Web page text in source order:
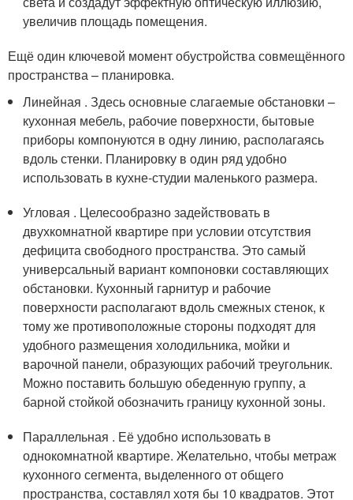
увеличив площадь помещения.
Ещё один ключевой момент обустройства совмещённого
пространства – планировка.
Линейная . Здесь основные слагаемые обстановки –
кухонная мебель, рабочие поверхности, бытовые
приборы компонуются в одну линию, располагаясь
вдоль стенки. Планировку в один ряд удобно
использовать в кухне-студии маленького размера.
Угловая . Целесообразно задействовать в
двухкомнатной квартире при условии отсутствия
дефицита свободного пространства. Это самый
универсальный вариант компоновки составляющих
обстановки. Кухонный гарнитур и рабочие
поверхности располагают вдоль смежных стенок, к
тому же противоположные стороны подходят для
удобного размещения холодильника, мойки и
варочной панели, образующих рабочий треугольник.
Можно поставить большую обеденную группу, а
барной стойкой обозначить границу кухонной зоны.
Параллельная . Её удобно использовать в
однокомнатной квартире. Желательно, чтобы метраж
кухонного сегмента, выделенного от общего
пространства, составлял хотя бы 10 квадратов. Этот